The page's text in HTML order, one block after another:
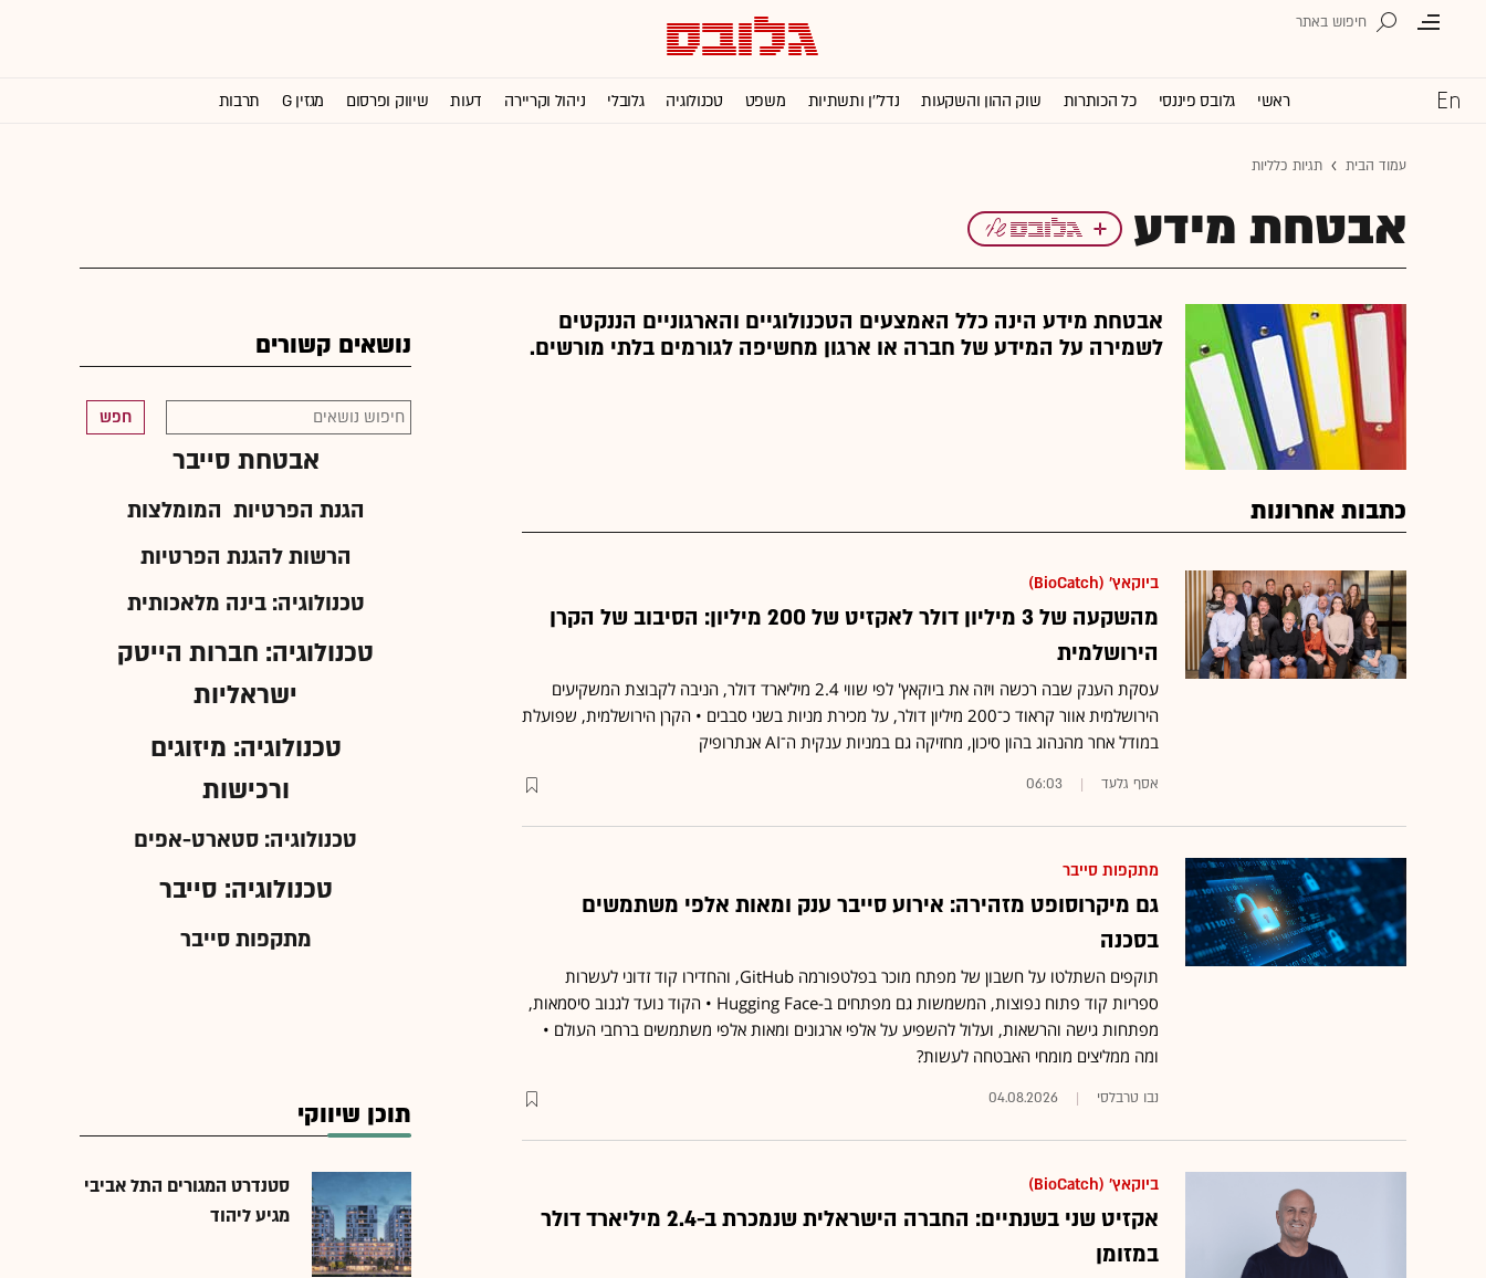
ראשי גלובס פיננסי כל הכותרות שוק ההון והשקעות נדל''ן ותשתיות משפט טכנולוגיה גלובלי ניהול וקריירה דעות שיווק ופרסום מגזין G תרבות
עמוד הבית תגיות כלליות
אבטחת מידע
אבטחת מידע הינה כלל האמצעים הטכנולוגיים והארגוניים הננקטים
לשמירה על המידע של חברה או ארגון מחשיפה לגורמים בלתי מורשים.
כתבות אחרונות
ביוקאץ' (BioCatch)
מהשקעה של 3 מיליון דולר לאקזיט של 200 מיליון: הסיבוב של הקרן
הירושלמית
עסקת הענק שבה רכשה ויזה את ביוקאץ' לפי שווי 2.4 מיליארד דולר, הניבה לקבוצת המשקיעים
הירושלמית אוור קראוד כ־200 מיליון דולר, על מכירת מניות בשני סבבים • הקרן הירושלמית, שפועלת
במודל אחר מהנהוג בהון סיכון, מחזיקה גם במניות ענקית ה־AI אנתרופיק
אסף גלעד 06:03
מתקפות סייבר
גם מיקרוסופט מזהירה: אירוע סייבר ענק ומאות אלפי משתמשים
בסכנה
תוקפים השתלטו על חשבון של מפתח מוכר בפלטפורמה GitHub, והחדירו קוד זדוני לעשרות
ספריות קוד פתוח נפוצות, המשמשות גם מפתחים ב-Hugging Face • הקוד נועד לגנוב סיסמאות,
מפתחות גישה והרשאות, ועלול להשפיע על אלפי ארגונים ומאות אלפי משתמשים ברחבי העולם •
ומה ממליצים מומחי האבטחה לעשות?
נבו טרבלסי 04.08.2026
ביוקאץ' (BioCatch)
אקזיט שני בשנתיים: החברה הישראלית שנמכרת ב-2.4 מיליארד דולר
במזומן
נושאים קשורים
חפש
אבטחת סייבר
הגנת הפרטיות המומלצות
הרשות להגנת הפרטיות
טכנולוגיה: בינה מלאכותית
טכנולוגיה: חברות הייטק
ישראליות
טכנולוגיה: מיזוגים
ורכישות
טכנולוגיה: סטארט-אפים
טכנולוגיה: סייבר
מתקפות סייבר
תוכן שיווקי
סטנדרט המגורים התל אביבי
מגיע ליהוד